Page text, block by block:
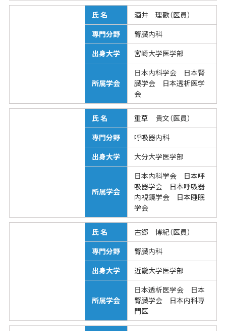
氏 名
酒井 理歌（医員）
専門分野
腎臓内科
出身大学
宮崎大学医学部
所属学会
日本内科学会 日本腎
臓学会 日本透析医学
会
氏 名
重草 貴文（医員）
専門分野
呼吸器内科
出身大学
大分大学医学部
所属学会
日本内科学会 日本呼
吸器学会 日本呼吸器
内視鏡学会 日本睡眠
学会
氏 名
古郷 博紀（医員）
専門分野
腎臓内科
出身大学
近畿大学医学部
所属学会
日本透析医学会 日本
腎臓学会 日本内科専
門医